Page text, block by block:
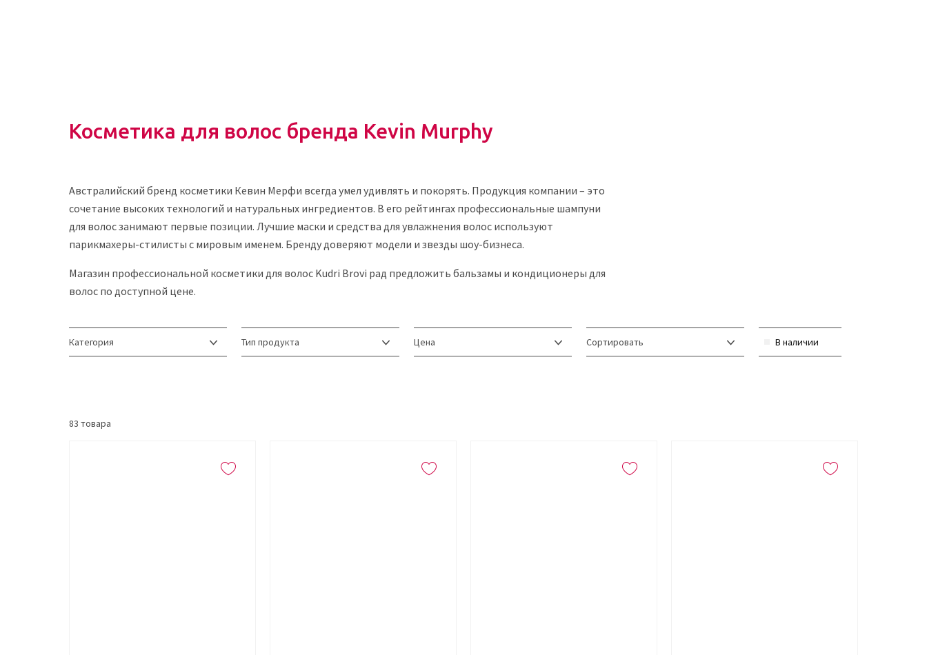
Косметика для волос бренда Kevin Murphy
Австралийский бренд косметики Кевин Мерфи всегда умел удивлять и покорять. Продукция компании – это
сочетание высоких технологий и натуральных ингредиентов. В его рейтингах профессиональные шампуни
для волос занимают первые позиции. Лучшие маски и средства для увлажнения волос используют
парикмахеры-стилисты с мировым именем. Бренду доверяют модели и звезды шоу-бизнеса.
Магазин профессиональной косметики для волос Kudri Brovi рад предложить бальзамы и кондиционеры для
волос по доступной цене.
Категория Тип продукта Цена Сортировать В наличии
83 товара